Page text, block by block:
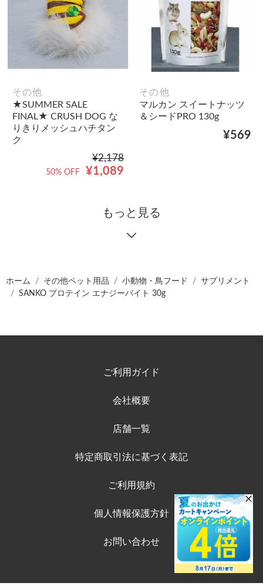
その他
★SUMMER SALE
FINAL★ CRUSH DOG な
りきりメッシュハチタン
ク
¥2,178
¥1,089
50% OFF
その他
マルカン スイートナッツ
＆シードPRO 130g
¥569
もっと見る
ホーム その他ペット用品 小動物・鳥フード
サプリメント
SANKO プロテイン エナジーバイト 30g
ご利用ガイド
会社概要
店舗一覧
特定商取引法に基づく表記
ご利用規約
個人情報保護方針
お問い合わせ